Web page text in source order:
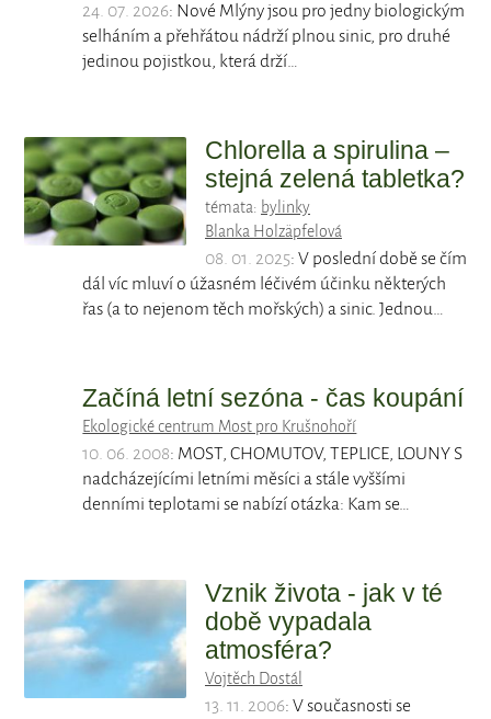
24. 07. 2026: Nové Mlýny jsou pro jedny biologickým
selháním a přehřátou nádrží plnou sinic, pro druhé
jedinou pojistkou, která drží…
Chlorella a spirulina –
stejná zelená tabletka?
témata: bylinky
Blanka Holzäpfelová
08. 01. 2025: V poslední době se čím
dál víc mluví o úžasném léčivém účinku některých
řas (a to nejenom těch mořských) a sinic. Jednou…
Začíná letní sezóna - čas koupání
Ekologické centrum Most pro Krušnohoří
10. 06. 2008: MOST, CHOMUTOV, TEPLICE, LOUNY S
nadcházejícími letními měsíci a stále vyššími
denními teplotami se nabízí otázka: Kam se…
Vznik života - jak v té
době vypadala
atmosféra?
Vojtěch Dostál
13. 11. 2006: V současnosti se